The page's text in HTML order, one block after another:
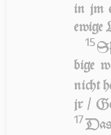
in jm
ewige
15
bi­ge
nicht
jr /
17Das